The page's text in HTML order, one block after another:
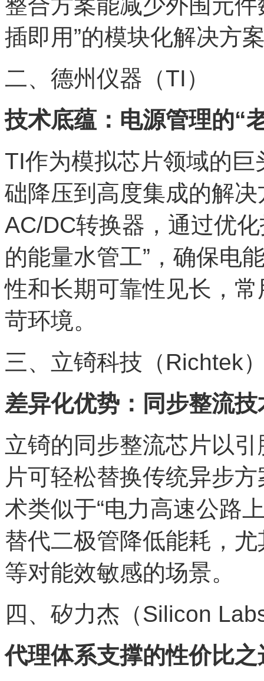
插即用”的模块化解决方
二、德州仪器（TI）
技术底蕴：电源管理的“
TI作为模拟芯片领域的
础降压到高度集成的解
AC/DC转换器，通过优
的能量水管工”，确保电
性和长期可靠性见长，
苛环境。
三、立锜科技（Richtek
差异化优势：同步整流
立锜的同步整流芯片以
片可轻松替换传统异步
术类似于“电力高速公路
替代二极管降低能耗，
等对能效敏感的场景。
四、矽力杰（Silicon
代理体系支撑的性价比之